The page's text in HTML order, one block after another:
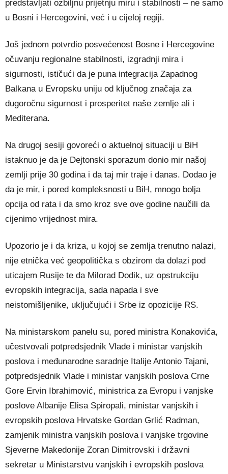
predstavljati ozbiljnu prijetnju miru i stabilnosti – ne samo
u Bosni i Hercegovini, već i u cijeloj regiji.
Još jednom potvrdio posvećenost Bosne i Hercegovine
očuvanju regionalne stabilnosti, izgradnji mira i
sigurnosti, ističući da je puna integracija Zapadnog
Balkana u Evropsku uniju od ključnog značaja za
dugoročnu sigurnost i prosperitet naše zemlje ali i
Mediterana.
Na drugoj sesiji govoreći o aktuelnoj situaciji u BiH
istaknuo je da je Dejtonski sporazum donio mir našoj
zemlji prije 30 godina i da taj mir traje i danas. Dodao je
da je mir, i pored kompleksnosti u BiH, mnogo bolja
opcija od rata i da smo kroz sve ove godine naučili da
cijenimo vrijednost mira.
Upozorio je i da kriza, u kojoj se zemlja trenutno nalazi,
nije etnička već geopolitička s obzirom da dolazi pod
uticajem Rusije te da Milorad Dodik, uz opstrukciju
evropskih integracija, sada napada i sve
neistomišljenike, uključujući i Srbe iz opozicije RS.
Na ministarskom panelu su, pored ministra Konakovića,
učestvovali potpredsjednik Vlade i ministar vanjskih
poslova i međunarodne saradnje Italije Antonio Tajani,
potpredsjednik Vlade i ministar vanjskih poslova Crne
Gore Ervin Ibrahimović, ministrica za Evropu i vanjske
poslove Albanije Elisa Spiropali, ministar vanjskih i
evropskih poslova Hrvatske Gordan Grlić Radman,
zamjenik ministra vanjskih poslova i vanjske trgovine
Sjeverne Makedonije Zoran Dimitrovski i državni
sekretar u Ministarstvu vanjskih i evropskih poslova